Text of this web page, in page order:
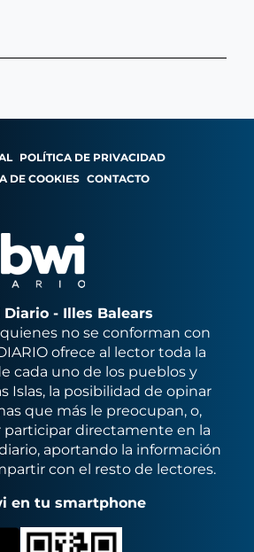
POLÍTICA DE PRIVACIDAD
DE COOKIES CONTACTO
- Illes Balears
no se conforman con
ofrece al lector toda la
cada uno de los pueblos y
Islas, la posibilidad de opinar
que más le preocupan, o,
participar directamente en la
aportando la información
con el resto de lectores.
en tu smartphone